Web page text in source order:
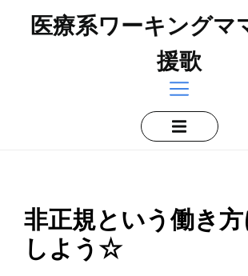
医療系ワーキングマ
援歌
非正規という働き
しよう☆